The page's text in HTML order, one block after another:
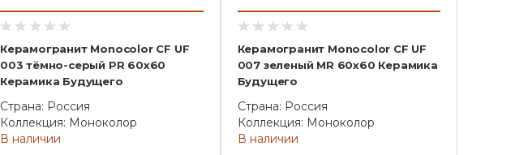
Керамогранит Monocolor CF UF
003 тёмно-серый PR 60x60
Керамика Будущего
Страна: Россия
Коллекция: Моноколор
В наличии
Керамогранит Monocolor CF UF
007 зеленый MR 60x60 Керамика
Будущего
Страна: Россия
Коллекция: Моноколор
В наличии